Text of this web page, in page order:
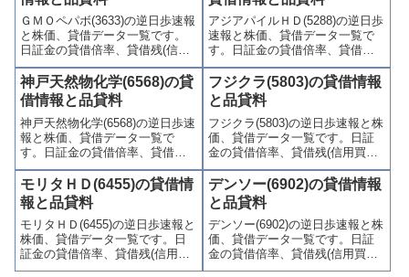
り関連情報を集計し、図解でわ
かりやすくまとめて掲載してい
ます。
連情報を集計し、図解でわかり
やすくまとめて掲載していま
す。
ＧＭＯペパボ(3633)の逆日歩速報
と株価、貸借データ一覧です。
日証金の貸借倍率、貸借残(信用
買残、信用売残)、品貸料(逆日
歩)、東証の週末残高、規制(注意
喚起・申込停止)など、空売り関
連情報を集計し、図解でわかり
やすくまとめて掲載していま
す。
アジアパイルＨＤ(5288)の逆日歩
速報と株価、貸借データ一覧で
す。日証金の貸借倍率、貸借残
(信用買残、信用売残)、品貸料
(逆日歩)、東証の週末残高、規制
(注意喚起・申込停止)など、空売
り関連情報を集計し、図解でわ
かりやすくまとめて掲載してい
ます。
神戸天然物化学(6568)の貸
借情報と品貸料
神戸天然物化学(6568)の逆日歩速
報と株価、貸借データ一覧で
す。日証金の貸借倍率、貸借残
(信用買残、信用売残)、品貸料
(逆日歩)、東証の週末残高、規制
(注意喚起・申込停止)など、空売
り関連情報を集計し、図解でわ
かりやすくまとめて掲載してい
ます。
フジクラ(5803)の貸借情報
と品貸料
フジクラ(5803)の逆日歩速報と株
価、貸借データ一覧です。日証
金の貸借倍率、貸借残(信用買
残、信用売残)、品貸料(逆日
歩)、東証の週末残高、規制(注意
喚起・申込停止)など、空売り関
連情報を集計し、図解でわかり
やすくまとめて掲載していま
す。
モリタＨＤ(6455)の貸借情
報と品貸料
モリタＨＤ(6455)の逆日歩速報と
株価、貸借データ一覧です。日
証金の貸借倍率、貸借残(信用買
残、信用売残)、品貸料(逆日
デンソー(6902)の貸借情報
と品貸料
デンソー(6902)の逆日歩速報と株
価、貸借データ一覧です。日証
金の貸借倍率、貸借残(信用買
残、信用売残)、品貸料(逆日